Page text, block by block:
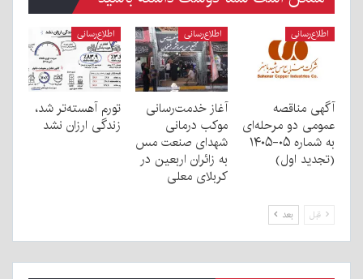
اطلاع‌رسانی
آگهی مناقصه
عمومی دو مرحله‌ای
به شماره ۰۵-۱۴۰۵
(تجدید اول)
اطلاع‌رسانی
آغاز خدمت‌رسانی
موکب درمانی
شهدای صنعت مس
به زائران اربعین در
کربلای معلی
اطلاع‌رسانی
تورم آهسته‌تر شد،
زندگی ارزان نشد
قبل بعد